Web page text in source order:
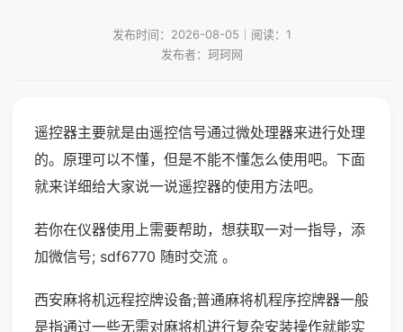
发布时间：2026-08-05｜阅读：1
发布者：珂珂网
遥控器主要就是由遥控信号通过微处理器来进行处理
的。原理可以不懂，但是不能不懂怎么使用吧。下面
就来详细给大家说一说遥控器的使用方法吧。
若你在仪器使用上需要帮助，想获取一对一指导，添
加微信号; sdf6770 随时交流 。
西安麻将机远程控牌设备;普通麻将机程序控牌器一般
是指通过一些无需对麻将机进行复杂安装操作就能实